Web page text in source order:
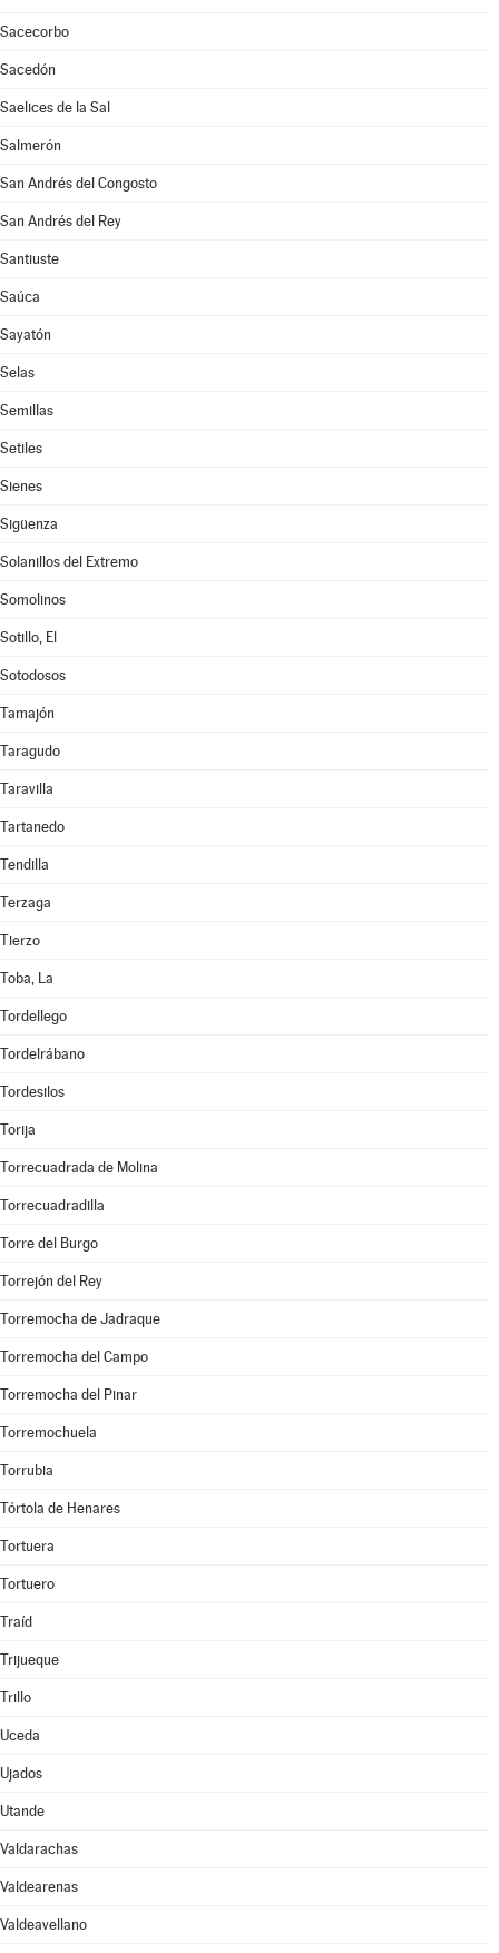
Sacecorbo
Sacedón
Saelices de la Sal
Salmerón
San Andrés del Congosto
San Andrés del Rey
Santiuste
Saúca
Sayatón
Selas
Semillas
Setiles
Sienes
Sigüenza
Solanillos del Extremo
Somolinos
Sotillo, El
Sotodosos
Tamajón
Taragudo
Taravilla
Tartanedo
Tendilla
Terzaga
Tierzo
Toba, La
Tordellego
Tordelrábano
Tordesilos
Torija
Torrecuadrada de Molina
Torrecuadradilla
Torre del Burgo
Torrejón del Rey
Torremocha de Jadraque
Torremocha del Campo
Torremocha del Pinar
Torremochuela
Torrubia
Tórtola de Henares
Tortuera
Tortuero
Traíd
Trijueque
Trillo
Uceda
Ujados
Utande
Valdarachas
Valdearenas
Valdeavellano